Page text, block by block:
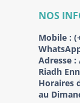
NOS
Mobile :
Adresse :
Riadh
Horaires
au